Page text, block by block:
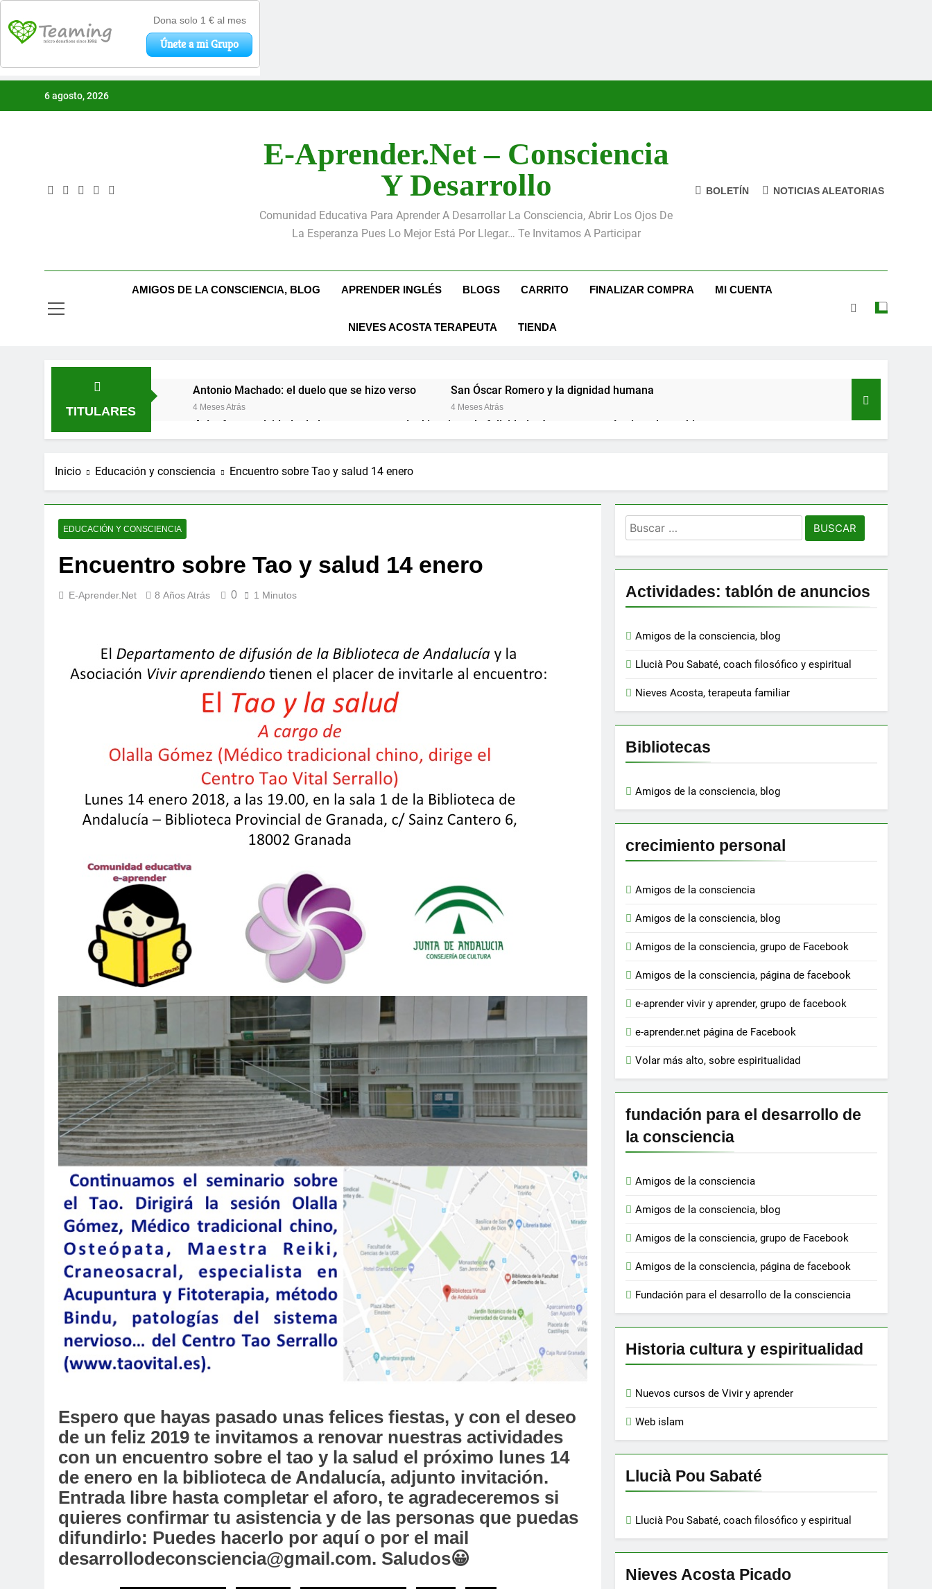
6 agosto, 2026
E-Aprender.net – Consciencia
Y Desarrollo
Comunidad Educativa Para Aprender A Desarrollar La Consciencia, Abrir Los Ojos De
La Esperanza Pues Lo Mejor Está Por Llegar… Te Invitamos A Participar
BOLETÍN NOTICIAS ALEATORIAS
AMIGOS DE LA CONSCIENCIA, BLOG APRENDER INGLÉS BLOGS CARRITO FINALIZAR COMPRA MI CUENTA
NIEVES ACOSTA TERAPEUTA TIENDA
TITULARES
Antonio Machado: el duelo que se hizo verso
4 Meses Atrás
San Óscar Romero y la dignidad humana
4 Meses Atrás
🌸 La fuerza olvidada de la ternura
9 Meses Atrás
«La kinesina y la felicidad: cómo una proteína impulsa tu bienestar»
9 Meses Atrás
10 Meses Atrás
Espiritualidad integral: Panikkar, Wilber y Rahner en diálogo
Inicio Educación y consciencia Encuentro sobre Tao y salud 14 enero
EDUCACIÓN Y CONSCIENCIA
Encuentro sobre Tao y salud 14 enero
E-Aprender.net 8 Años Atrás 0 1 Minutos
Espero que hayas pasado unas felices fiestas, y con el deseo
de un feliz 2019 te invitamos a renovar nuestras actividades
con un encuentro sobre el tao y la salud el próximo lunes 14
de enero en la biblioteca de Andalucía, adjunto invitación.
Entrada libre hasta completar el aforo, te agradeceremos si
quieres confirmar tu asistencia y de las personas que puedas
difundirlo: Puedes hacerlo por aquí o por el mail
desarrollodeconsciencia@gmail.com. Saludos😀
Buscar:
Actividades: tablón de anuncios
Amigos de la consciencia, blog
Llucià Pou Sabaté, coach filosófico y espiritual
Nieves Acosta, terapeuta familiar
Bibliotecas
Amigos de la consciencia, blog
crecimiento personal
Amigos de la consciencia
Amigos de la consciencia, blog
Amigos de la consciencia, grupo de Facebook
Amigos de la consciencia, página de facebook
e-aprender vivir y aprender, grupo de facebook
e-aprender.net página de Facebook
Volar más alto, sobre espiritualidad
fundación para el desarrollo de
la consciencia
Amigos de la consciencia
Amigos de la consciencia, blog
Amigos de la consciencia, grupo de Facebook
Amigos de la consciencia, página de facebook
Fundación para el desarrollo de la consciencia
Historia cultura y espiritualidad
Nuevos cursos de Vivir y aprender
Web islam
Llucià Pou Sabaté
Llucià Pou Sabaté, coach filosófico y espiritual
Nieves Acosta Picado